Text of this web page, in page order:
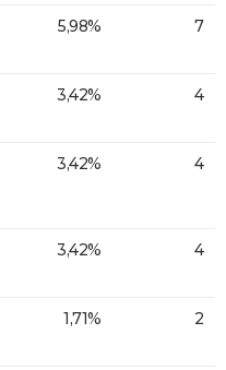
5,98% 7
3,42% 4
3,42% 4
3,42% 4
1,71% 2